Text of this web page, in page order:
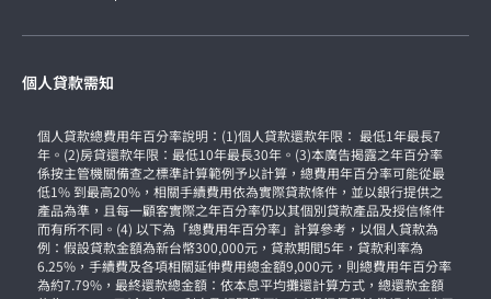
個人貸款需知
個人貸款總費用年百分率說明：(1)個人貸款還款年限： 最低1年最長7
年。(2)房貸還款年限：最低10年最長30年。(3)本廣告揭露之年百分率
係按主管機關備查之標準計算範例予以計算，總費用年百分率可能從最
低1% 到最高20%，相關手續費用依為實際貸款條件，並以銀行提供之
產品為準，且每一顧客實際之年百分率仍以其個別貸款產品及授信條件
而有所不同。(4) 以下為「總費用年百分率」計算參考，以個人貸款為
例：假設貸款金額為新台幣300,000元，貸款期間5年，貸款利率為
6.25%，手續費及各項相關延伸費用總金額9,000元，則總費用年百分率
為約7.79%，最終還款總金額：依本息平均攤還計算方式，總還款金額